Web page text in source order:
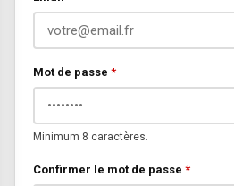
Mot de passe *
Minimum 8 caractères.
Confirmer le mot de passe *